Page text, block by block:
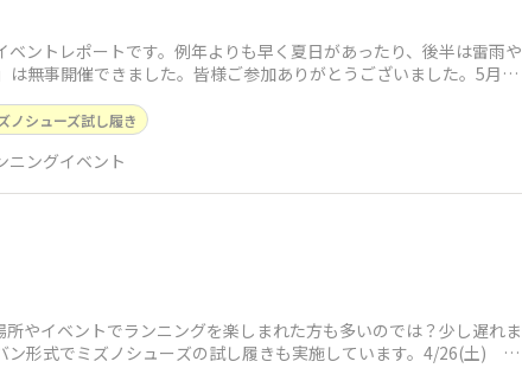
ントレポートです。例年よりも早く夏日があったり、後半は雷雨や
無事開催できました。皆様ご参加ありがとうございました。5月24
ノシューズ試し履き
ニングイベント
やイベントでランニングを楽しまれた方も多いのでは？少し遅れま
ン形式でミズノシューズの試し履きも実施しています。4/26(土) 大